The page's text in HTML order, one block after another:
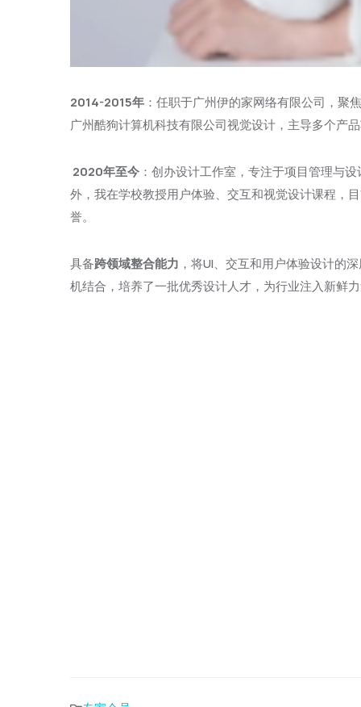
2014-2015年 ：任职于广州伊的家网络有限公司，聚
广州酷狗计算机科技有限公司视觉设计，主导多个产
2020年至今 ：创办设计工作室，专注于项目管理与
外，我在学校教授用户体验、交互和视觉设计课程，
誉。
具备跨领域整合能力 ，将UI、交互和用户体验设计的
机结合，培养了一批优秀设计人才，为行业注入新鲜